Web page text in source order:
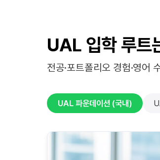
UAL 입학 루트
전공·포트폴리오 경험·영어
UAL 파운데이션 (국내)